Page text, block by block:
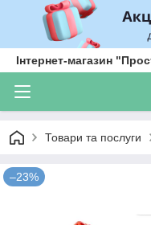
Інтернет-магазин
Товари та послуги
–23%